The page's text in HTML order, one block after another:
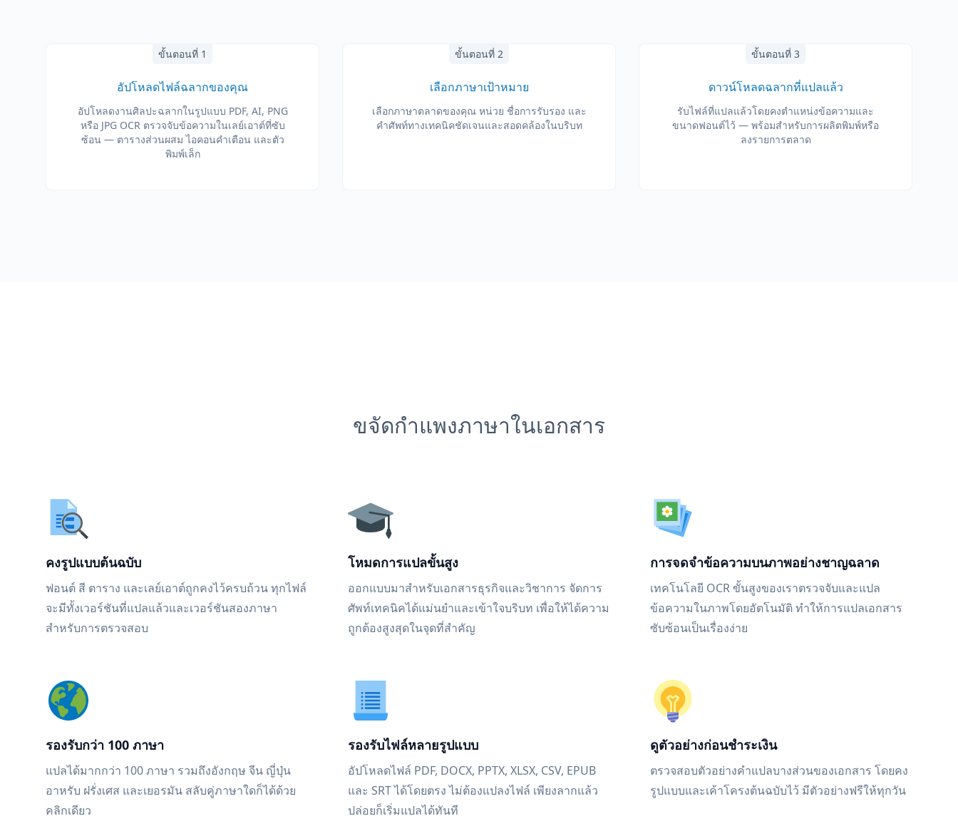
ขั้นตอนที่ 1
อัปโหลดไฟล์ฉลากของคุณ
อัปโหลดงานศิลปะฉลากในรูปแบบ PDF, AI, PNG
หรือ JPG OCR ตรวจจับข้อความในเลย์เอาต์ที่ซับ
ซ้อน — ตารางส่วนผสม ไอคอนคำเตือน และตัว
พิมพ์เล็ก
ขั้นตอนที่ 2
เลือกภาษาเป้าหมาย
เลือกภาษาตลาดของคุณ หน่วย ชื่อการรับรอง และ
คำศัพท์ทางเทคนิคชัดเจนและสอดคล้องในบริบท
ขั้นตอนที่ 3
ดาวน์โหลดฉลากที่แปลแล้ว
รับไฟล์ที่แปลแล้วโดยคงตำแหน่งข้อความและ
ขนาดฟอนต์ไว้ — พร้อมสำหรับการผลิตพิมพ์หรือ
ลงรายการตลาด
ขจัดกำแพงภาษาในเอกสาร
คงรูปแบบต้นฉบับ
ฟอนต์ สี ตาราง และเลย์เอาต์ถูกคงไว้ครบถ้วน ทุกไฟล์
จะมีทั้งเวอร์ชันที่แปลแล้วและเวอร์ชันสองภาษา
สำหรับการตรวจสอบ
โหมดการแปลขั้นสูง
ออกแบบมาสำหรับเอกสารธุรกิจและวิชาการ จัดการ
ศัพท์เทคนิคได้แม่นยำและเข้าใจบริบท เพื่อให้ได้ความ
ถูกต้องสูงสุดในจุดที่สำคัญ
การจดจำข้อความบนภาพอย่างชาญฉลาด
เทคโนโลยี OCR ขั้นสูงของเราตรวจจับและแปล
ข้อความในภาพโดยอัตโนมัติ ทำให้การแปลเอกสาร
ซับซ้อนเป็นเรื่องง่าย
รองรับกว่า 100 ภาษา
แปลได้มากกว่า 100 ภาษา รวมถึงอังกฤษ จีน ญี่ปุ่น
อาหรับ ฝรั่งเศส และเยอรมัน สลับคู่ภาษาใดก็ได้ด้วย
คลิกเดียว
รองรับไฟล์หลายรูปแบบ
อัปโหลดไฟล์ PDF, DOCX, PPTX, XLSX, CSV, EPUB
และ SRT ได้โดยตรง ไม่ต้องแปลงไฟล์ เพียงลากแล้ว
ปล่อยก็เริ่มแปลได้ทันที
ดูตัวอย่างก่อนชำระเงิน
ตรวจสอบตัวอย่างคำแปลบางส่วนของเอกสาร โดยคง
รูปแบบและเค้าโครงต้นฉบับไว้ มีตัวอย่างฟรีให้ทุกวัน